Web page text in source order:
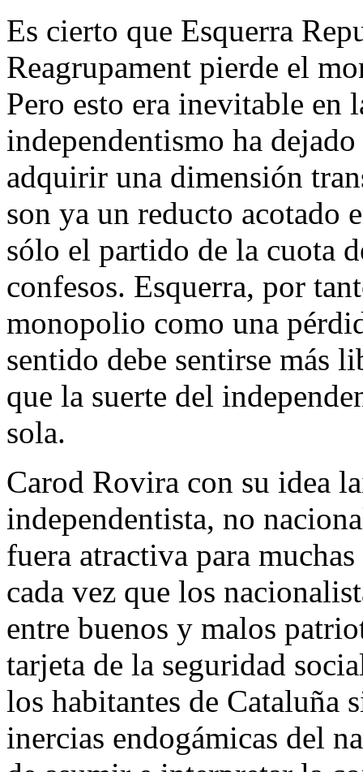
Es cierto que Esquerra
Reagrupament pierde el
Pero esto era inevitable en
independentismo ha
adquirir una dimensión
son ya un reducto acotado
sólo el partido de la cuota
confesos. Esquerra, por
monopolio como una
sentido debe sentirse más
que la suerte del
sola.
Carod Rovira con su idea
independentista, no
fuera atractiva para
cada vez que los
entre buenos y malos
tarjeta de la seguridad
los habitantes de Cataluña
inercias endogámicas del